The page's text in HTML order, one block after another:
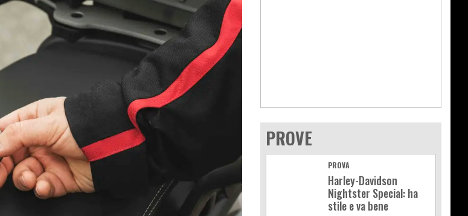
PROVE
PROVA
Harley-Davidson
Nightster Special: ha
stile e va bene